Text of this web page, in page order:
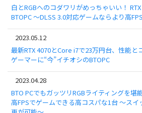
白とRGBへのコダワリがめっちゃいい！
BTOPC ～DLSS 3.0対応ゲームならより高
2023.05.12
最新RTX 4070とCore i7で23万円台、性能と
ゲーマーに“今”イチオシのBTOPC
2023.04.28
BTO PCでもガッツリRGBライティングを堪
高FPSでゲームできる高コスパな1台 ～ス